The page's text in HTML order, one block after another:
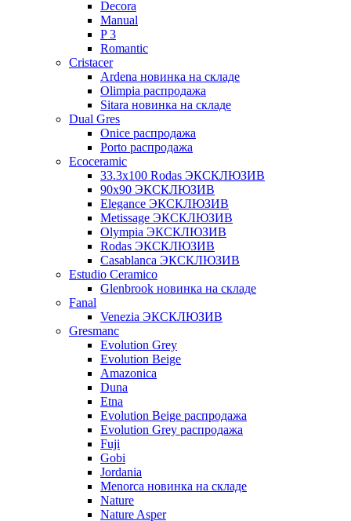
Decora
Manual
P 3
Romantic
Cristacer
Ardena новинка на складе
Olimpia распродажа
Sitara новинка на складе
Dual Gres
Onice распродажа
Porto распродажа
Ecoceramic
33.3х100 Rodas ЭКСКЛЮЗИВ
90x90 ЭКСКЛЮЗИВ
Elegance ЭКСКЛЮЗИВ
Metissage ЭКСКЛЮЗИВ
Olympia ЭКСКЛЮЗИВ
Rodas ЭКСКЛЮЗИВ
Сasablanca ЭКСКЛЮЗИВ
Estudio Ceramico
Glenbrook новинка на складе
Fanal
Venezia ЭКСКЛЮЗИВ
Gresmanc
Evolution Grey
Evolution Beige
Amazonica
Duna
Etna
Evolution Beige распродажа
Evolution Grey распродажа
Fuji
Gobi
Jordania
Menorca новинка на складе
Nature
Nature Asper